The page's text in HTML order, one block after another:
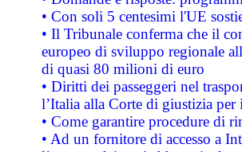
• Con soli 5 centesimi l'UE
• Il Tribunale conferma che il
europeo di sviluppo regionale
di quasi 80 milioni di euro
• Diritti dei passeggeri nel
l’Italia alla Corte di giustizia
• Come garantire procedure di
• Ad un fornitore di accesso a